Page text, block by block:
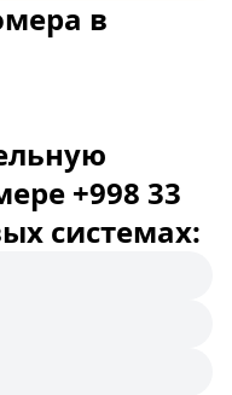
в
+998 33
системах: